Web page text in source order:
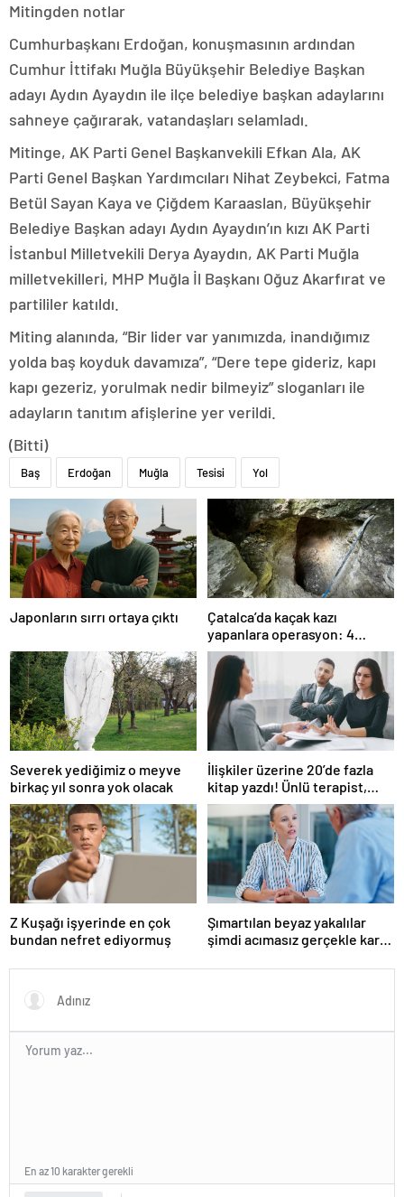
Mitingden notlar
Cumhurbaşkanı Erdoğan, konuşmasının ardından
Cumhur İttifakı Muğla Büyükşehir Belediye Başkan
adayı Aydın Ayaydın ile ilçe belediye başkan adaylarını
sahneye çağırarak, vatandaşları selamladı.
Mitinge, AK Parti Genel Başkanvekili Efkan Ala, AK
Parti Genel Başkan Yardımcıları Nihat Zeybekci, Fatma
Betül Sayan Kaya ve Çiğdem Karaaslan, Büyükşehir
Belediye Başkan adayı Aydın Ayaydın’ın kızı AK Parti
İstanbul Milletvekili Derya Ayaydın, AK Parti Muğla
milletvekilleri, MHP Muğla İl Başkanı Oğuz Akarfırat ve
partililer katıldı.
Miting alanında, “Bir lider var yanımızda, inandığımız
yolda baş koyduk davamıza”, “Dere tepe gideriz, kapı
kapı gezeriz, yorulmak nedir bilmeyiz” sloganları ile
adayların tanıtım afişlerine yer verildi.
(Bitti)
Baş Erdoğan Muğla Tesisi Yol
Japonların sırrı ortaya çıktı
Çatalca’da kaçak kazı
yapanlara operasyon: 4
gözaltı
Severek yediğimiz o meyve
birkaç yıl sonra yok olacak
İlişkiler üzerine 20’de fazla
kitap yazdı! Ünlü terapist,
boşanmaların gerçek
suçlularını açıklıyor
Z Kuşağı işyerinde en çok
bundan nefret ediyormuş
Şımartılan beyaz yakalılar
şimdi acımasız gerçekle karşı
En az 10 karakter gerekli